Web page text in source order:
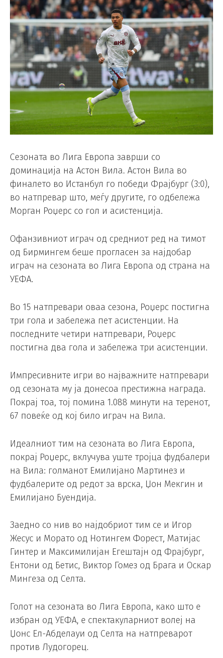
Сезоната во Лига Европа заврши со
доминација на Астон Вила. Астон Вила во
финалето во Истанбул го победи Фрајбург (3:0),
во натпревар што, меѓу другите, го одбележа
Морган Роџерс со гол и асистенција.
Офанзивниот играч од средниот ред на тимот
од Бирмингем беше прогласен за најдобар
играч на сезоната во Лига Европа од страна на
УЕФА.
Во 15 натпревари оваа сезона, Роџерс постигна
три гола и забележа пет асистенции. На
последните четири натпревари, Роџерс
постигна два гола и забележа три асистенции.
Импресивните игри во најважните натпревари
од сезоната му ја донесоа престижна награда.
Покрај тоа, тој помина 1.088 минути на теренот,
67 повеќе од кој било играч на Вила.
Идеалниот тим на сезоната во Лига Европа,
покрај Роџерс, вклучува уште тројца фудбалери
на Вила: голманот Емилијано Мартинез и
фудбалерите од редот за врска, Џон Мекгин и
Емилијано Буендија.
Заедно со нив во најдобриот тим се и Игор
Жесус и Морато од Нотингем Форест, Матијас
Гинтер и Максимилијан Егештајн од Фрајбург,
Ентони од Бетис, Виктор Гомез од Брага и Оскар
Мингеза од Селта.
Голот на сезоната во Лига Европа, како што е
избран од УЕФА, е спектакуларниот волеј на
Џонс Ел-Абделауи од Селта на натпреварот
против Лудогорец.